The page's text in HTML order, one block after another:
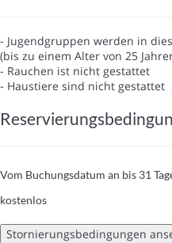
- Jugendgruppen werden in
(bis zu einem Alter von 25
- Rauchen ist nicht gestattet
- Haustiere sind nicht gestattet
Vom Buchungsdatum an bis 31
kostenlos
Stornierungsbedingungen